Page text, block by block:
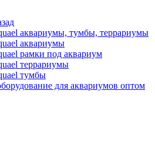
аквариумы, тумбы, террариумы
аквариумы
рамки под аквариум
террариумы
тумбы
для аквариумов оптом